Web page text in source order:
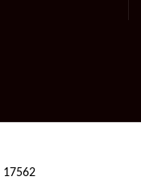
17562